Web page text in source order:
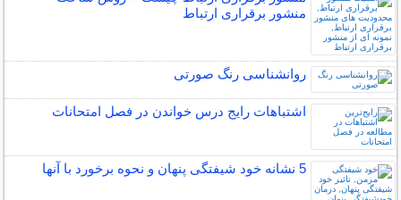
منشور برقراری ارتباط
روانشناسی رنگ صورتی
اشتباهات رایج درس خواندن در فصل امتحانات
5 نشانه خود شیفتگی پنهان و نحوه برخورد با آنها